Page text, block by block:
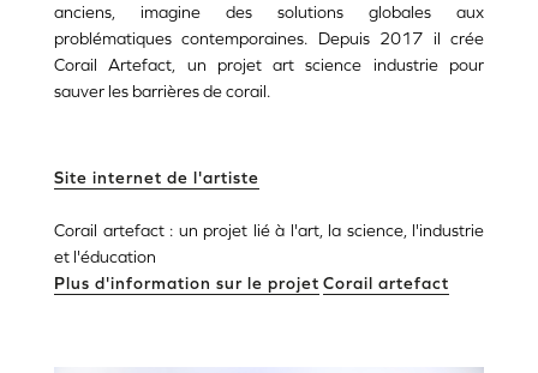
anciens, imagine des solutions globales aux
problématiques contemporaines. Depuis 2017 il crée
Corail Artefact, un projet art science industrie pour
sauver les barrières de corail.
Site internet de l'artiste
Corail artefact : un projet lié à l'art, la science, l'industrie
et l'éducation
Plus d'information sur le projet Corail artefact